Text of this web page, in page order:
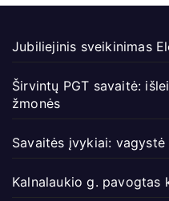
Jubiliejinis sveikinimas
Širvintų PGT savaitė:
žmonės
Savaitės įvykiai:
Kalnalaukio g.